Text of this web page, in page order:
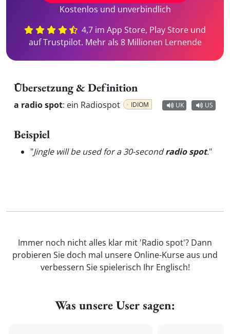
Kostenlos und unverbindlich
4,7 im App Store, Play Store und
auf Trustpilot. Mehr als 8 Millionen Lernende
Übersetzung & Definition
a radio spot: ein Radiospot IDIOM UK US
Beispiel
"Jingle will be used for a 30-secondradio spot."
Immer noch nicht alles klar mit 'Radio spot'? Dann
probieren Sie doch mal unsere Online-Kurse aus und
verbessern Sie spielerisch Ihr Englisch!
Was unsere User sagen: